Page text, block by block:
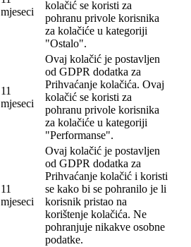
mjeseci
kolačić se koristi za
pohranu privole korisnika
za kolačiće u kategoriji
"Ostalo".
11
mjeseci
Ovaj kolačić je postavljen
od GDPR dodatka za
Prihvaćanje kolačića. Ovaj
kolačić se koristi za
pohranu privole korisnika
za kolačiće u kategoriji
"Performanse".
11
mjeseci
Ovaj kolačić je postavljen
od GDPR dodatka za
Prihvaćanje kolačić i koristi
se kako bi se pohranilo je li
korisnik pristao na
korištenje kolačića. Ne
pohranjuje nikakve osobne
podatke.